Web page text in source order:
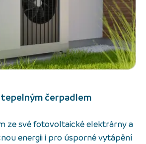
čerpadlem
ze své fotovoltaické elektrárny a
energii i pro úsporné vytápění